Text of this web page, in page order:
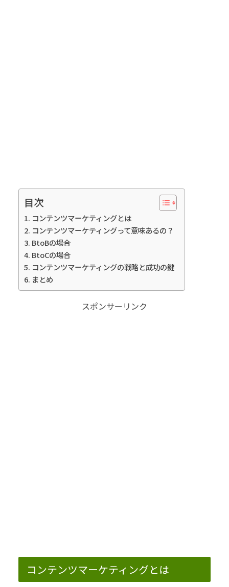
目次
コンテンツマーケティングとは
コンテンツマーケティングって意味あるの？
BtoBの場合
BtoCの場合
コンテンツマーケティングの戦略と成功の鍵
まとめ
スポンサーリンク
コンテンツマーケティングとは